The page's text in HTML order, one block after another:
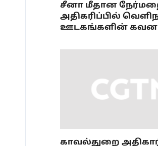
சீனா மீதான
அதிகரிப்பில்
ஊடகங்களின்
காவல்துறை